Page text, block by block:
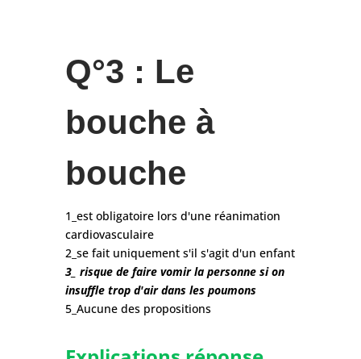
Q°3 : Le
bouche à
bouche
1_est obligatoire lors d'une réanimation
cardiovasculaire
2_se fait uniquement s'il s'agit d'un enfant
3_ risque de faire vomir la personne si on
insuffle trop d'air dans les poumons
5_Aucune des propositions